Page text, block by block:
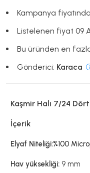
Kampanya
Listelenen fiyat 09
Bu üründen en
Gönderici: Karaca
Kaşmir Halı 7/24
İçerik
Elyaf Niteliği:%100
Hav yüksekliği: 9 mm